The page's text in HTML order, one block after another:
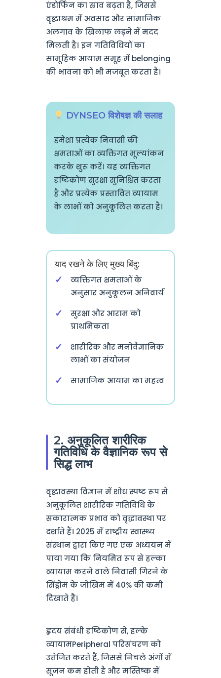
एंडोर्फिन का स्राव बढ़ता है, जिससे
वृद्धाश्रम में अवसाद और सामाजिक
अलगाव के खिलाफ लड़ने में मदद
मिलती है। इन गतिविधियों का
सामूहिक आयाम समूह में belonging
की भावना को भी मजबूत करता है।
DYNSEO विशेषज्ञ की सलाह
हमेशा प्रत्येक निवासी की
क्षमताओं का व्यक्तिगत मूल्यांकन
करके शुरू करें। यह व्यक्तिगत
दृष्टिकोण सुरक्षा सुनिश्चित करता
है और प्रत्येक प्रस्तावित व्यायाम
के लाभों को अनुकूलित करता है।
याद रखने के लिए मुख्य बिंदु:
व्यक्तिगत क्षमताओं के
अनुसार अनुकूलन अनिवार्य
सुरक्षा और आराम को
प्राथमिकता
शारीरिक और मनोवैज्ञानिक
लाभों का संयोजन
सामाजिक आयाम का महत्व
2. अनुकूलित शारीरिक
गतिविधि के वैज्ञानिक रूप से
सिद्ध लाभ
वृद्धावस्था विज्ञान में शोध स्पष्ट रूप से
अनुकूलित शारीरिक गतिविधि के
सकारात्मक प्रभाव को वृद्धावस्था पर
दर्शाते हैं। 2025 में राष्ट्रीय स्वास्थ्य
संस्थान द्वारा किए गए एक अध्ययन में
पाया गया कि नियमित रूप से हल्का
व्यायाम करने वाले निवासी गिरने के
सिंड्रोम के जोखिम में 40% की कमी
दिखाते हैं।
हृदय संबंधी दृष्टिकोण से, हल्के
व्यायामPeripheral परिसंचरण को
उत्तेजित करते हैं, जिससे निचले अंगों में
सूजन कम होती है और मस्तिष्क में